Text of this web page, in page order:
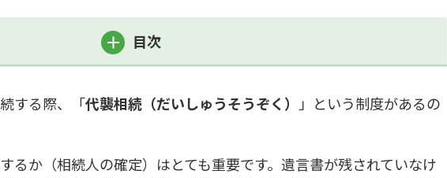
目次
する際、「代襲相続（だいしゅうそうぞく）
」という制度があるの
るか（相続人の確定）はとても重要です。遺言書が残されていなけ